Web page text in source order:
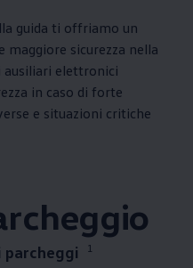
guida ti offriamo un
sicurezza nella
elettronici
in caso di forte
e situazioni critiche
parcheggi 1